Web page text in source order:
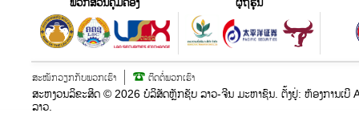
ສະໝັກວຽກກັບພວກເຮົາ ຕິດຕໍ່ພວກເຮົາ
ສະຫງວນລິຂະສິດ © 2026 ບໍລິສັດຫຼັກຊັບ ລາວ-ຈີນ ມະຫາຊົນ. ຕັ້ງຢູ່:​ ຫ້ອງການເບີ
ລາວ.